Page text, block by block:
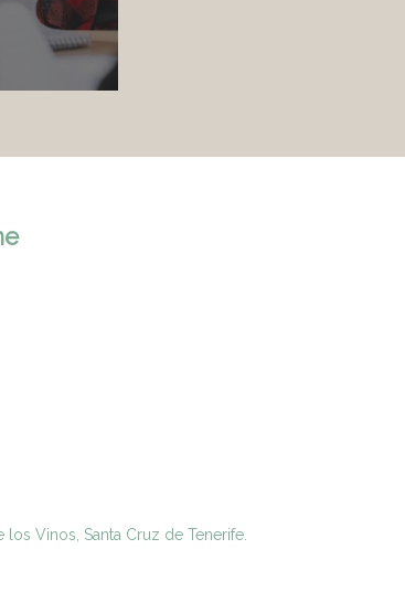
Vinos, Santa Cruz de Tenerife.